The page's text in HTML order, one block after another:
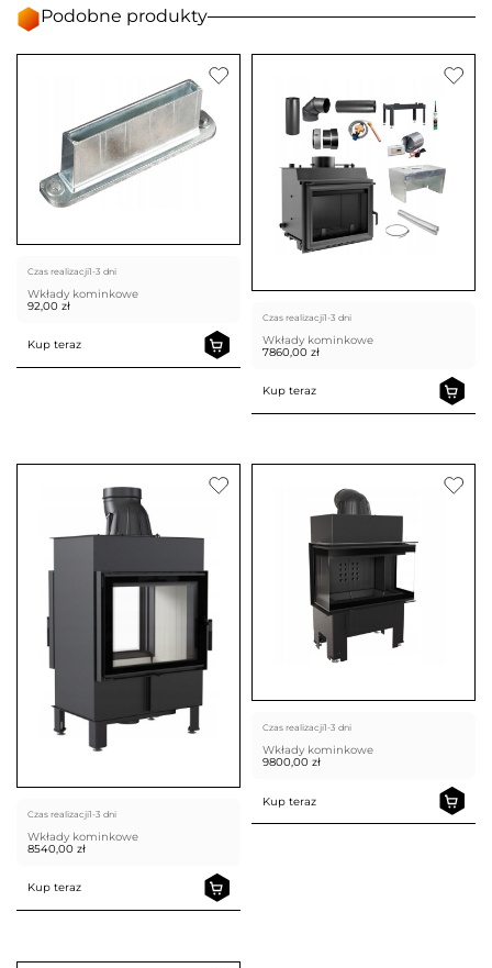
Podobne produkty
Czas realizacji1-3 dni
Wkłady kominkowe
92,00 zł
Kup teraz
Czas realizacji1-3 dni
Wkłady kominkowe
7860,00 zł
Kup teraz
Czas realizacji1-3 dni
Wkłady kominkowe
8540,00 zł
Kup teraz
Czas realizacji1-3 dni
Wkłady kominkowe
9800,00 zł
Kup teraz